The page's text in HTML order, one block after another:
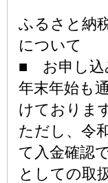
ふるさと納
について
■ お申し込
年末年始も
けておりま
ただし、令
て入金確認
としての取